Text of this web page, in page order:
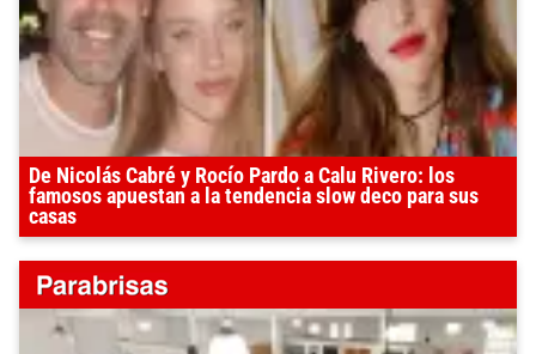
De Nicolás Cabré y Rocío Pardo a Calu Rivero: los
famosos apuestan a la tendencia slow deco para sus
casas